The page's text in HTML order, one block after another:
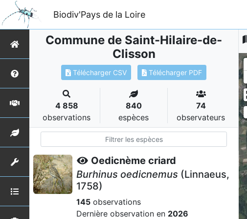
Biodiv'Pays de la Loire
Commune de Saint-Hilaire-de-
Clisson
Télécharger CSV Télécharger PDF
4 858
observations
840
espèces
74
observateurs
Oedicnème criard
Burhinus oedicnemus (Linnaeus,
1758)
145 observations
Dernière observation en 2026